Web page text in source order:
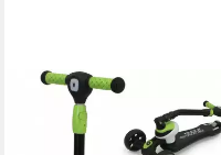
COX SWAIN
Dreiradscooter COX SWAIN
Kinderroller FLEX 3-Rad mit